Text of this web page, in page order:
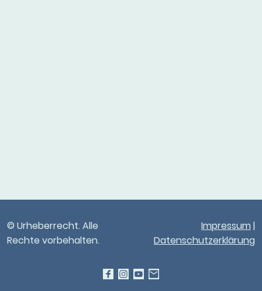
© Urheberrecht. Alle
Rechte vorbehalten.
Impressum |
Datenschutzerklärung